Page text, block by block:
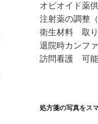
オピオイド薬
注射薬の調整
衛生材料 取
退院時カンフ
訪問看護 可能
処方箋の写真をス